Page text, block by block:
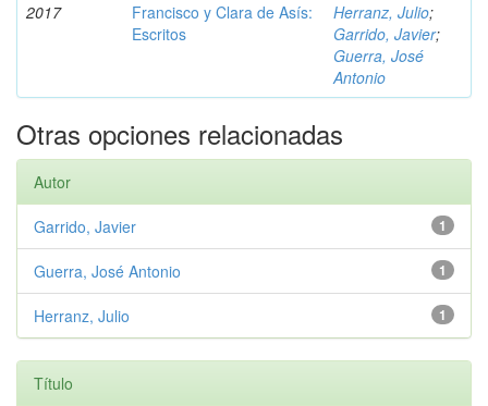
2017
Francisco y Clara de Asís:
Escritos
Herranz, Julio;
Garrido, Javier;
Guerra, José
Antonio
Otras opciones relacionadas
Autor
1
Garrido, Javier
1
Guerra, José Antonio
1
Herranz, Julio
Título